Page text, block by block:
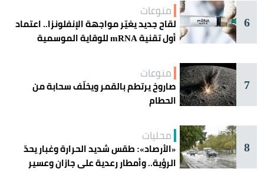
6
منوعات
لقاح جديد يغيّر مواجهة الإنفلونزا.. اعتماد
أول تقنية mRNA للوقاية الموسمية
7
منوعات
صاروخ يرتطم بالقمر ويخلّف سحابة من
الحطام
8
محليات
«الأرصاد»: طقس شديد الحرارة وغبار يحدّ
الرؤية.. وأمطار رعدية على جازان وعسير